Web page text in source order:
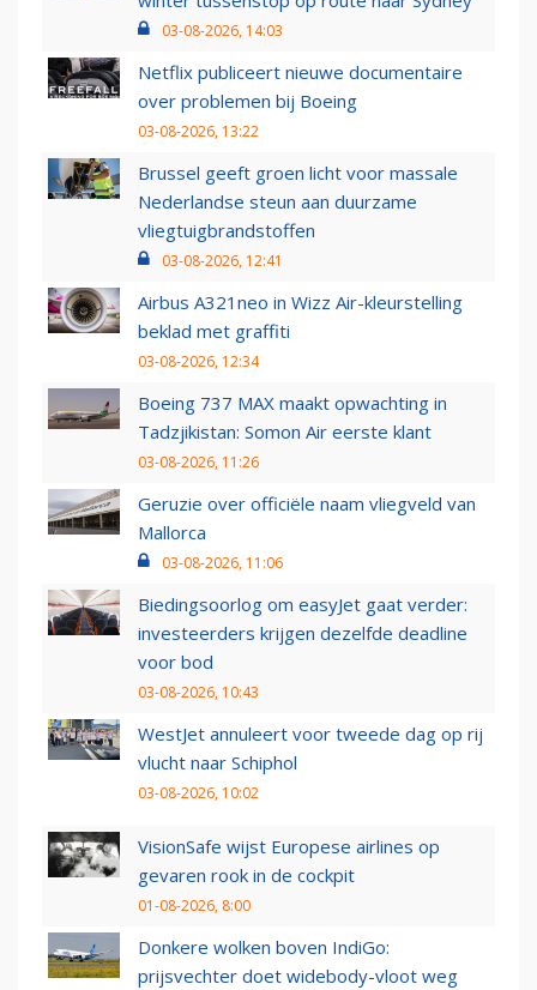
03-08-2026, 14:03
Netflix publiceert nieuwe documentaire
over problemen bij Boeing
03-08-2026, 13:22
Brussel geeft groen licht voor massale
Nederlandse steun aan duurzame
vliegtuigbrandstoffen
03-08-2026, 12:41
Airbus A321neo in Wizz Air-kleurstelling
beklad met graffiti
03-08-2026, 12:34
Boeing 737 MAX maakt opwachting in
Tadzjikistan: Somon Air eerste klant
03-08-2026, 11:26
Geruzie over officiële naam vliegveld van
Mallorca
03-08-2026, 11:06
Biedingsoorlog om easyJet gaat verder:
investeerders krijgen dezelfde deadline
voor bod
03-08-2026, 10:43
WestJet annuleert voor tweede dag op rij
vlucht naar Schiphol
03-08-2026, 10:02
VisionSafe wijst Europese airlines op
gevaren rook in de cockpit
01-08-2026, 8:00
Donkere wolken boven IndiGo:
prijsvechter doet widebody-vloot weg